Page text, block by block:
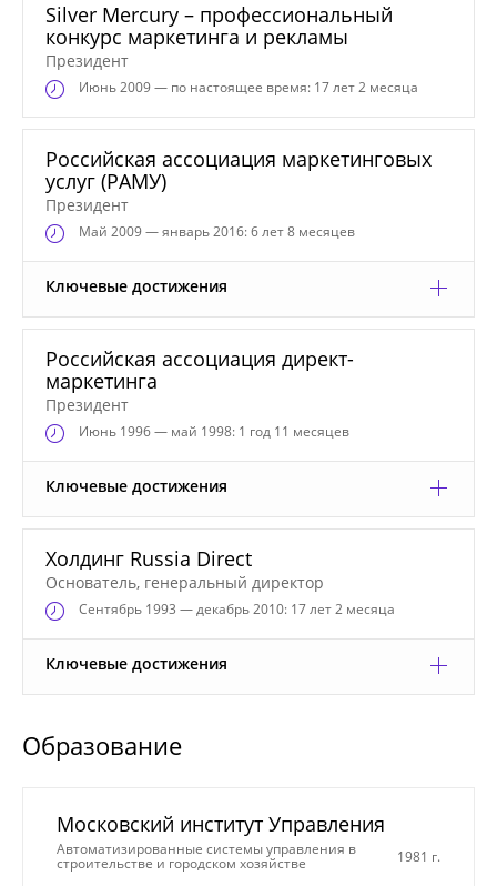
Silver Mercury – профессиональный
конкурс маркетинга и рекламы
Президент
Июнь2009 — по настоящее время: 17 лет 2 месяца
Российская ассоциация маркетинговых
услуг (РАМУ)
Президент
Май 2009 — январь 2016: 6 лет 8 месяцев
Ключевые достижения
Российская ассоциация директ-
маркетинга
Президент
Июнь 1996 — май 1998: 1 год 11 месяцев
Ключевые достижения
Холдинг Russia Direct
Основатель, генеральный директор
Сентябрь 1993 — декабрь 2010: 17 лет 2 месяца
Ключевые достижения
Образование
Московский институт Управления
Автоматизированные системы управления в
строительстве и городском хозяйстве 1981 г.